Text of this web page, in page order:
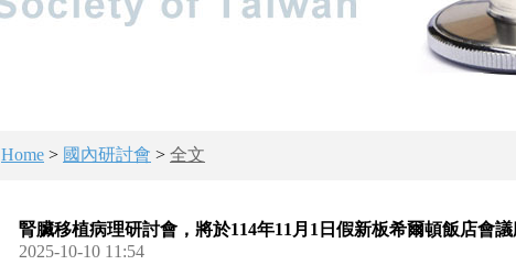
Home > 國內研討會 > 全文
腎臟移植病理研討會，將於114年11月1日假新板希爾頓飯店會
2025-10-10 11:54